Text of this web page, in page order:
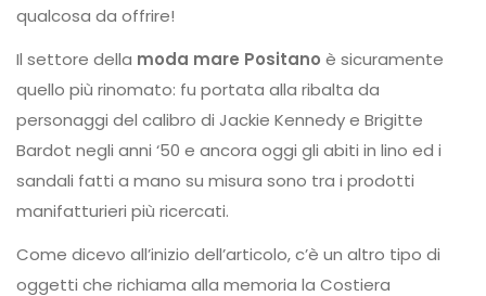
qualcosa da offrire!
Il settore della moda mare Positano è sicuramente
quello più rinomato: fu portata alla ribalta da
personaggi del calibro di Jackie Kennedy e Brigitte
Bardot negli anni ‘50 e ancora oggi gli abiti in lino ed i
sandali fatti a mano su misura sono tra i prodotti
manifatturieri più ricercati.
Come dicevo all’inizio dell’articolo, c’è un altro tipo di
oggetti che richiama alla memoria la Costiera